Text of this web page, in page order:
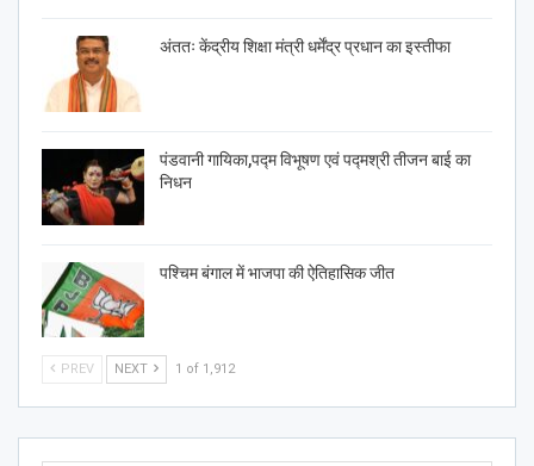
अंततः केंद्रीय शिक्षा मंत्री धर्मेंद्र प्रधान का इस्तीफा
पंडवानी गायिका,पद्म विभूषण एवं पद्मश्री तीजन बाई का
निधन
पश्चिम बंगाल में भाजपा की ऐतिहासिक जीत
PREV NEXT 1 of 1,912